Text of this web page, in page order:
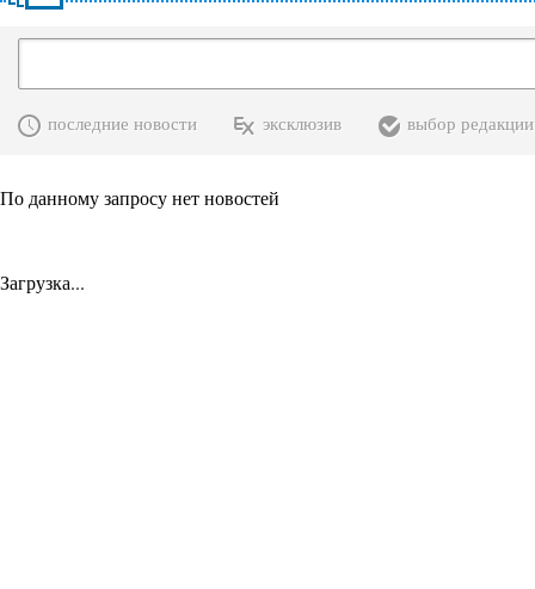
последние новости эксклюзив выбор редакции
По данному запросу нет новостей
Загрузка...